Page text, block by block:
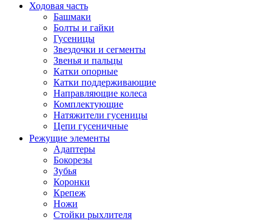
Ходовая часть
Башмаки
Болты и гайки
Гусеницы
Звездочки и сегменты
Звенья и пальцы
Катки опорные
Катки поддерживающие
Направляющие колеса
Комплектующие
Натяжители гусеницы
Цепи гусеничные
Режущие элементы
Адаптеры
Бокорезы
Зубья
Коронки
Крепеж
Ножи
Стойки рыхлителя